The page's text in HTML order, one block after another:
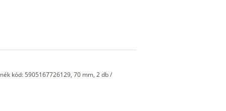
kód: 5905167726129, 70 mm, 2 db /